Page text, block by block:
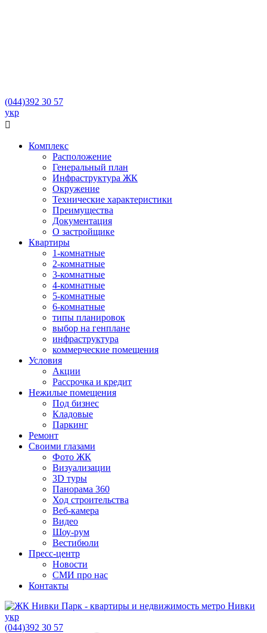
(044)392 30 57
укр

Комплекс
Расположение
Генеральный план
Инфраструктура ЖК
Окружение
Технические характеристики
Преимущества
Документация
О застройщике
Квартиры
1-комнатные
2-комнатные
3-комнатные
4-комнатные
5-комнатные
6-комнатные
типы планировок
выбор на генплане
инфраструктура
коммерческие помещения
Условия
Акции
Рассрочка и кредит
Нежилые помещения
Под бизнес
Кладовые
Паркинг
Ремонт
Своими глазами
Фото ЖК
Визуализации
3D туры
Панорама 360
Ход строительства
Веб-камера
Видео
Шоу-рум
Вестибюли
Пресс-центр
Новости
СМИ про нас
Контакты
укр
(044)392 30 57